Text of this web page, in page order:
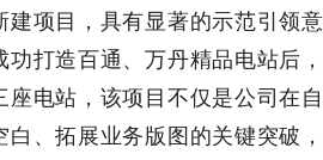
建项目，具有显著的示范引领意
打造百通、万丹精品电站后，
电站，该项目不仅是公司在自
、拓展业务版图的关键突破，